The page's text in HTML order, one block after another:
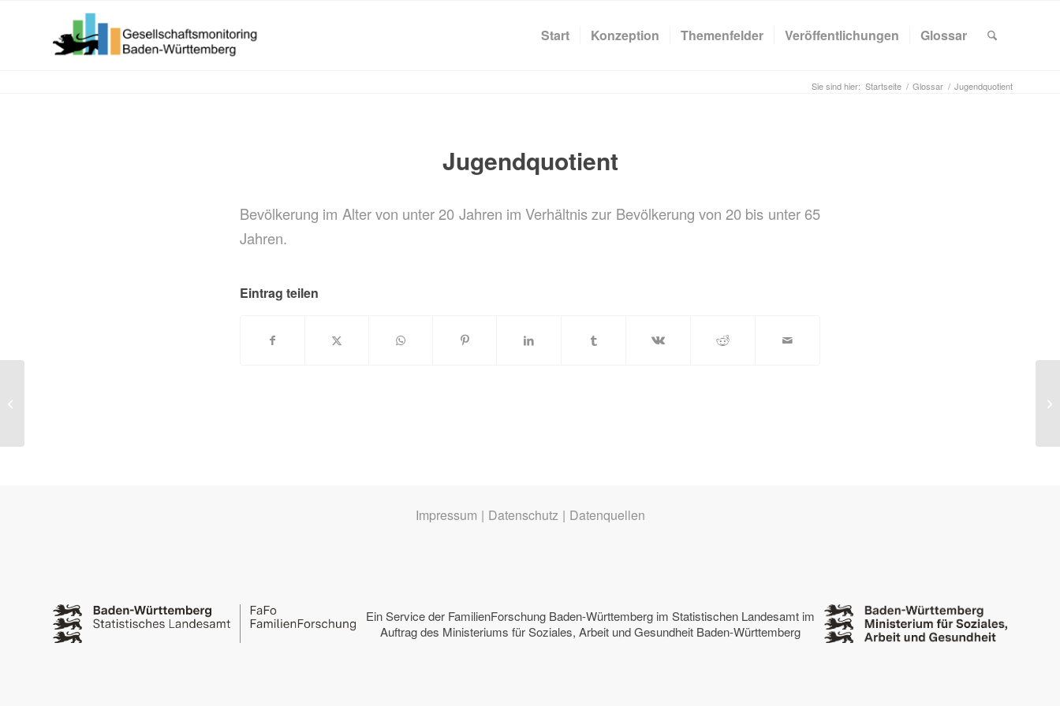
Start Konzeption Themenfelder Veröffentlichungen Glossar
Sie sind hier: Startseite / Glossar / Jugendquotient
Jugendquotient
Bevölkerung im Alter von unter 20 Jahren im Verhältnis zur Bevölkerung von 20 bis unter 65
Jahren.
Eintrag teilen
Impressum | Datenschutz | Datenquellen
Ein Service der FamilienForschung Baden-Württembergim Statistischen Landesamt im
Auftrag des Ministeriums für Soziales, Arbeit und Gesundheit Baden-Württemberg